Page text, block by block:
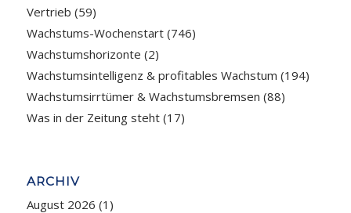
Vertrieb (59)
Wachstums-Wochenstart(746)
Wachstumshorizonte (2)
Wachstumsintelligenz & profitables Wachstum (194)
Wachstumsirrtümer & Wachstumsbremsen (88)
Was in der Zeitung steht(17)
ARCHIV
August 2026 (1)